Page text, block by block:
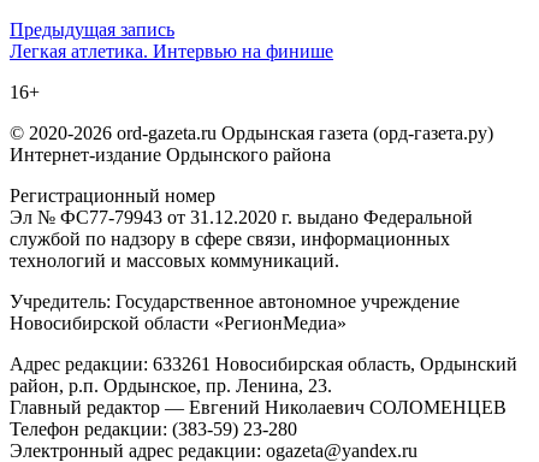
Навигация
по
записям
Предыдущая запись
Легкая атлетика. Интервью на финише
16+
© 2020-2026 ord-gazeta.ru Ордынская газета (орд-газета.ру)
Интернет-издание Ордынского района
Регистрационный номер
Эл № ФС77-79943 от 31.12.2020 г. выдано Федеральной
службой по надзору в сфере связи, информационных
технологий и массовых коммуникаций.
Учредитель: Государственное автономное учреждение
Новосибирской области «РегионМедиа»
Адрес редакции: 633261 Новосибирская область, Ордынский
район, р.п. Ордынское, пр. Ленина, 23.
Главный редактор — Евгений Николаевич СОЛОМЕНЦЕВ
Телефон редакции: (383-59) 23-280
Электронный адрес редакции: ogazeta@yandex.ru